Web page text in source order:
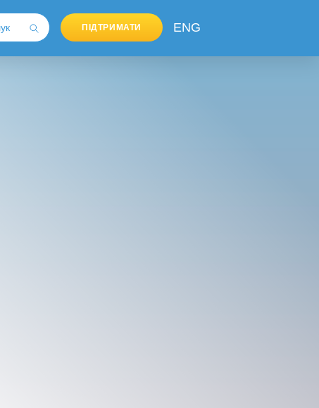
ПІДТРИМАТИ ENG